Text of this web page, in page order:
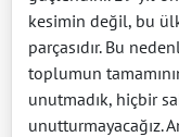
kesimin değil, bu
parçasıdır. Bu
toplumun
unutmadık, hiçbir
unutturmayacağız.